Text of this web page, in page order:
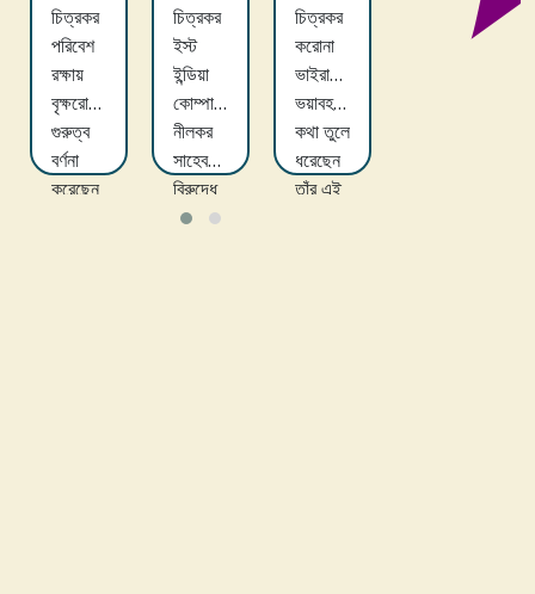
চিত্রকর
পরিবেশ
রক্ষায়
বৃক্ষরোপনের
গুরুত্ব
বর্ণনা
করেছেন
চিত্রকর
ইস্ট
ইন্ডিয়া
কোম্পানির
নীলকর
সাহেবদের
বিরুদ্ধে
নীলচাষীদের
চিত্রকর
করোনা
ভাইরাসের
ভয়াবহতার
কথা তুলে
ধরেছেন
তাঁর এই